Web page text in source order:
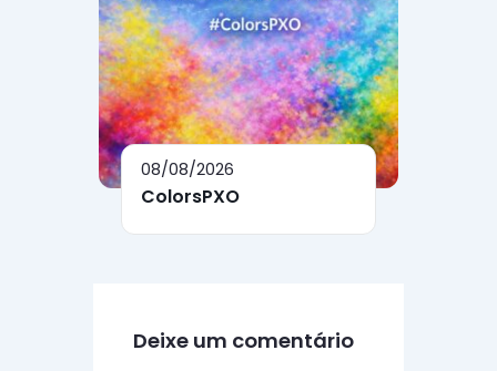
08/08/2026
ColorsPXO
Deixe um comentário